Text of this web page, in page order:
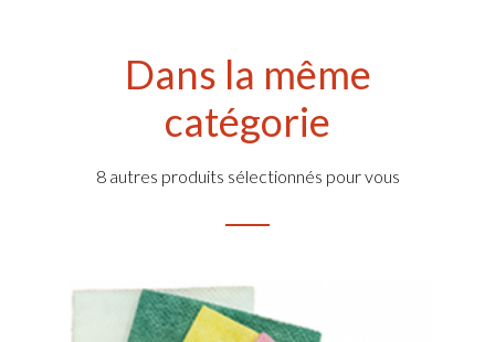
Dans la même
catégorie
8 autres produits sélectionnés pour vous